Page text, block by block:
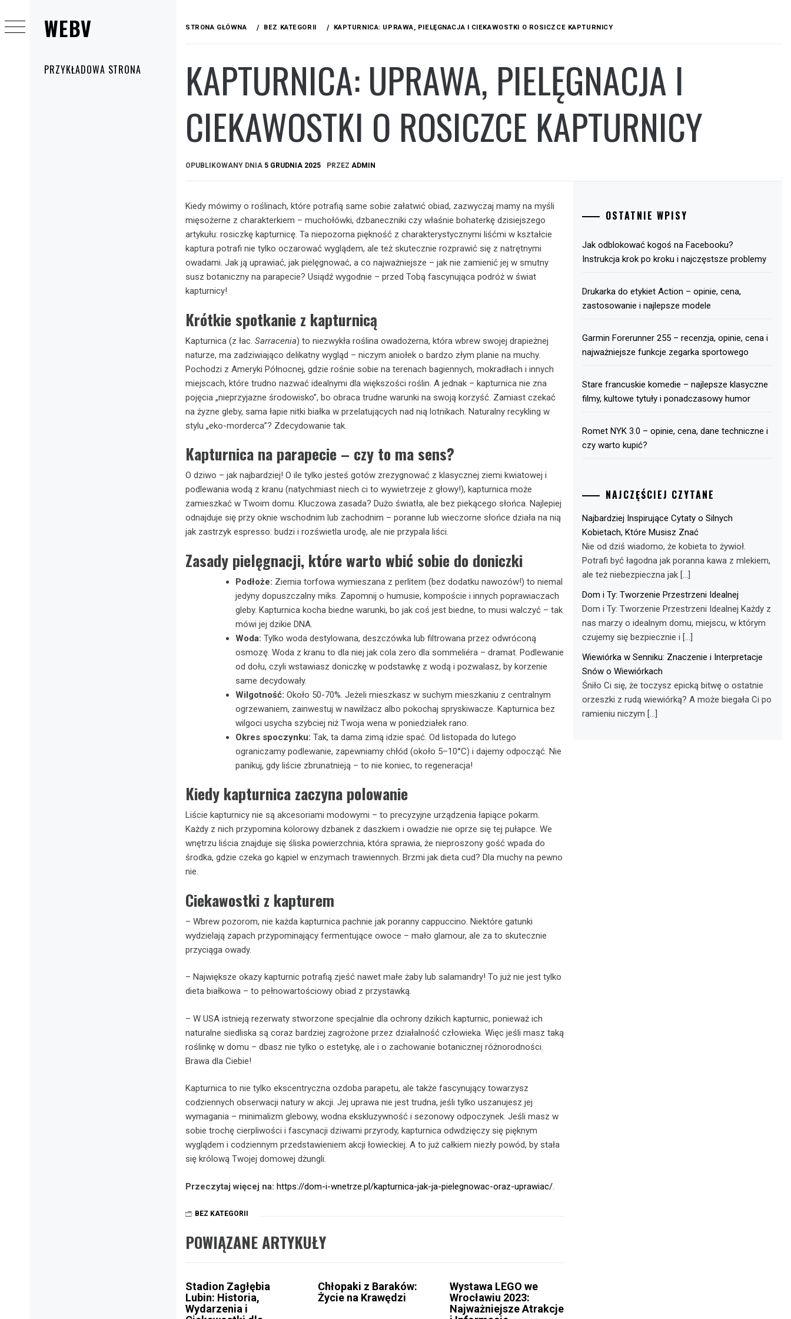
WEBV
głównePRZYKŁADOWA STRONA
do
treści
STRONA GŁÓWNA BEZ KATEGORII KAPTURNICA: UPRAWA, PIELĘGNACJA I CIEKAWOSTKI O ROSICZCE KAPTURNICY
KAPTURNICA: UPRAWA, PIELĘGNACJA I
CIEKAWOSTKI O ROSICZCE KAPTURNICY
OPUBLIKOWANY DNIA 5 GRUDNIA 2025 PRZEZ ADMIN
Kiedy mówimy o roślinach, które potrafią same sobie załatwić obiad, zazwyczaj mamy na myśli
mięsożerne z charakterkiem – muchołówki, dzbaneczniki czy właśnie bohaterkę dzisiejszego
artykułu: rosiczkę kapturnicę. Ta niepozorna piękność z charakterystycznymi liśćmi w kształcie
kaptura potrafi nie tylko oczarować wyglądem, ale też skutecznie rozprawić się z natrętnymi
owadami. Jak ją uprawiać, jak pielęgnować, a co najważniejsze – jak nie zamienić jej w smutny
susz botaniczny na parapecie? Usiądź wygodnie – przed Tobą fascynująca podróż w świat
kapturnicy!
Krótkie spotkanie z kapturnicą
Kapturnica (z łac. Sarracenia) to niezwykła roślina owadożerna, która wbrew swojej drapieżnej
naturze, ma zadziwiająco delikatny wygląd – niczym aniołek o bardzo złym planie na muchy.
Pochodzi z Ameryki Północnej, gdzie rośnie sobie na terenach bagiennych, mokradłach i innych
miejscach, które trudno nazwać idealnymi dla większości roślin. A jednak – kapturnica nie zna
pojęcia „nieprzyjazne środowisko”, bo obraca trudne warunki na swoją korzyść. Zamiast czekać
na żyzne gleby, sama łapie nitki białka w przelatujących nad nią lotnikach. Naturalny recykling w
stylu „eko-morderca”? Zdecydowanie tak.
Kapturnica na parapecie – czy to ma sens?
O dziwo – jak najbardziej! O ile tylko jesteś gotów zrezygnować z klasycznej ziemi kwiatowej i
podlewania wodą z kranu (natychmiast niech ci to wywietrzeje z głowy!), kapturnica może
zamieszkać w Twoim domu. Kluczowa zasada? Dużo światła, ale bez piekącego słońca. Najlepiej
odnajduje się przy oknie wschodnim lub zachodnim – poranne lub wieczorne słońce działa na nią
jak zastrzyk espresso: budzi i rozświetla urodę, ale nie przypala liści.
Zasady pielęgnacji, które warto wbić sobie do doniczki
Podłoże: Ziemia torfowa wymieszana z perlitem (bez dodatku nawozów!) to niemal
jedyny dopuszczalny miks. Zapomnij o humusie, kompoście i innych poprawiaczach
gleby. Kapturnica kocha biedne warunki, bo jak coś jest biedne, to musi walczyć – tak
mówi jej dzikie DNA.
Woda: Tylko woda destylowana, deszczówka lub filtrowana przez odwróconą
osmozę. Woda z kranu to dla niej jak cola zero dla sommeliéra – dramat. Podlewanie
od dołu, czyli wstawiasz doniczkę w podstawkę z wodą i pozwalasz, by korzenie
same decydowały.
Wilgotność: Około 50-70%. Jeżeli mieszkasz w suchym mieszkaniu z centralnym
ogrzewaniem, zainwestuj w nawilżacz albo pokochaj spryskiwacze. Kapturnica bez
wilgoci usycha szybciej niż Twoja wena w poniedziałek rano.
Okres spoczynku: Tak, ta dama zimą idzie spać. Od listopada do lutego
ograniczamy podlewanie, zapewniamy chłód (około 5–10°C) i dajemy odpocząć. Nie
panikuj, gdy liście zbrunatnieją – to nie koniec, to regeneracja!
Kiedy kapturnica zaczyna polowanie
Liście kapturnicy nie są akcesoriami modowymi – to precyzyjne urządzenia łapiące pokarm.
Każdy z nich przypomina kolorowy dzbanek z daszkiem i owadzie nie oprze się tej pułapce. We
wnętrzu liścia znajduje się śliska powierzchnia, która sprawia, że nieproszony gość wpada do
środka, gdzie czeka go kąpiel w enzymach trawiennych. Brzmi jak dieta cud? Dla muchy na pewno
nie.
Ciekawostki z kapturem
– Wbrew pozorom, nie każda kapturnica pachnie jak poranny cappuccino. Niektóre gatunki
wydzielają zapach przypominający fermentujące owoce – mało glamour, ale za to skutecznie
przyciąga owady.
– Największe okazy kapturnic potrafią zjeść nawet małe żaby lub salamandry! To już nie jest tylko
dieta białkowa – to pełnowartościowy obiad z przystawką.
– W USA istnieją rezerwaty stworzone specjalnie dla ochrony dzikich kapturnic, ponieważ ich
naturalne siedliska są coraz bardziej zagrożone przez działalność człowieka. Więc jeśli masz taką
roślinkę w domu – dbasz nie tylko o estetykę, ale i o zachowanie botanicznej różnorodności.
Brawa dla Ciebie!
Kapturnica to nie tylko ekscentryczna ozdoba parapetu, ale także fascynujący towarzysz
codziennych obserwacji natury w akcji. Jej uprawa nie jest trudna, jeśli tylko uszanujesz jej
wymagania – minimalizm glebowy, wodna ekskluzywność i sezonowy odpoczynek. Jeśli masz w
sobie trochę cierpliwości i fascynacji dziwami przyrody, kapturnica odwdzięczy się pięknym
wyglądem i codziennym przedstawieniem akcji łowieckiej. A to już całkiem niezły powód, by stała
się królową Twojej domowej dżungli.
Przeczytaj więcej na: https://dom-i-wnetrze.pl/kapturnica-jak-ja-pielegnowac-oraz-uprawiac/
BEZ KATEGORII
POWIĄZANE ARTYKUŁY
Stadion Zagłębia
Lubin: Historia,
Wydarzenia i
Chłopaki z Baraków:
Życie na Krawędzi
Wystawa LEGO we
Wrocławiu 2023:
Najważniejsze Atrakcje
OSTATNIE WPISY
Jak odblokować kogoś na Facebooku?
Instrukcja krok po kroku i najczęstsze problemy
Drukarka do etykiet Action – opinie, cena,
zastosowanie i najlepsze modele
Garmin Forerunner 255 – recenzja, opinie, cena i
najważniejsze funkcje zegarka sportowego
Stare francuskie komedie – najlepsze klasyczne
filmy, kultowe tytuły i ponadczasowy humor
Romet NYK 3.0 – opinie, cena, dane techniczne i
czy warto kupić?
NAJCZĘŚCIEJ CZYTANE
Najbardziej Inspirujące Cytaty o Silnych
Kobietach, Które Musisz Znać
Nie od dziś wiadomo, że kobieta to żywioł.
Potrafi być łagodna jak poranna kawa z mlekiem,
ale też niebezpieczna jak […]
Dom i Ty: Tworzenie Przestrzeni Idealnej
Dom i Ty: Tworzenie Przestrzeni Idealnej Każdy z
nas marzy o idealnym domu, miejscu, w którym
czujemy się bezpiecznie i […]
Wiewiórka w Senniku: Znaczenie i Interpretacje
Snów o Wiewiórkach
Śniło Ci się, że toczysz epicką bitwę o ostatnie
orzeszki z rudą wiewiórką? A może biegała Ci po
ramieniu niczym […]